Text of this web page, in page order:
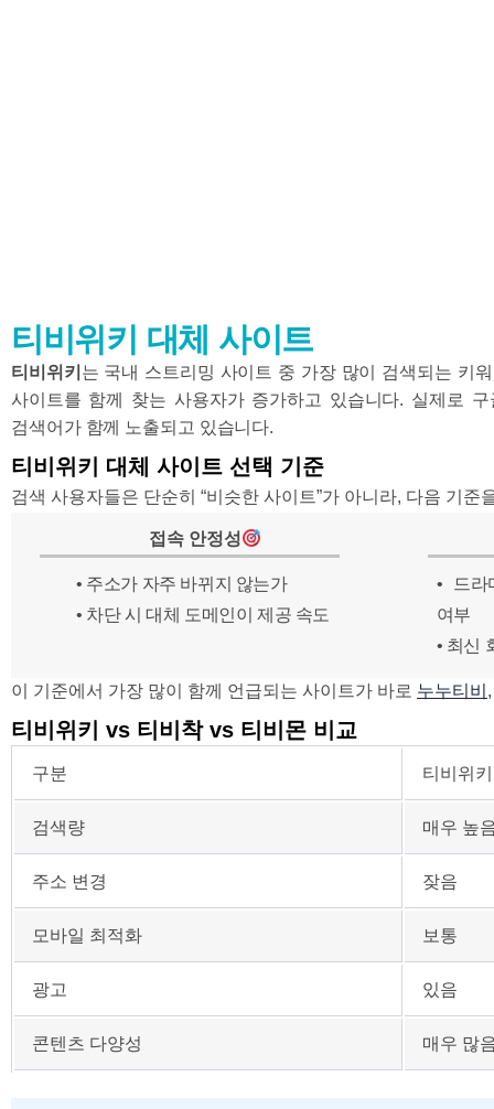
티비위키 대체 사이트
티비위키 는 국내 스트리밍 사이트 중 가장 많이 검색되는 키
사이트를 함께 찾는 사용자가 증가하고 있습니다. 실제로
검색어가 함께 노출되고 있습니다.
티비위키 대체 사이트 선택 기준
검색 사용자들은 단순히 “비슷한 사이트”가 아니라, 다음 기준
접속 안정성
• 주소가 자주 바뀌지 않는가
• 차단 시 대체 도메인이 제공 속도
• 드라
여부
• 최신
이 기준에서 가장 많이 함께 언급되는 사이트가 바로 누누티비
티비위키 vs 티비착 vs 티비몬 비교
구분 티비위키
검색량 매우 높
주소 변경 잦음
모바일 최적화 보통
광고 있음
콘텐츠 다양성 매우 많